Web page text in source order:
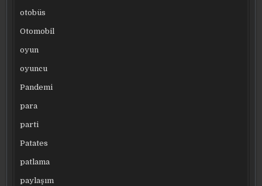
otobüs
Otomobil
oyun
oyuncu
Pandemi
para
parti
Patates
patlama
paylaşım